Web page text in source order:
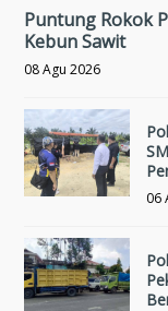
Puntung Rokok
Kebun Sawit
08 Agu 2026
06